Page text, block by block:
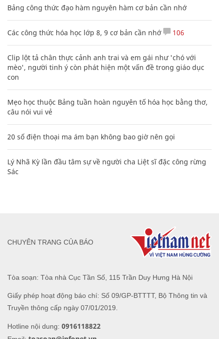
Bảng công thức đạo hàm nguyên hàm cơ bản cần nhớ
Các công thức hóa học lớp 8, 9 cơ bản cần nhớ 106
Clip lột tả chân thực cảnh anh trai và em gái như 'chó với
mèo', người tinh ý còn phát hiện một vấn đề trong giáo dục
con
Mẹo học thuộc Bảng tuần hoàn nguyên tố hóa học bằng thơ,
câu nói vui vẻ
20 số điện thoại ma ám bạn không bao giờ nên gọi
Lý Nhã Kỳ lần đầu tâm sự về người cha Liệt sĩ đặc công rừng
Sác
Tòa soạn: Tòa nhà Cục Tần Số, 115 Trần Duy Hưng Hà Nội
Giấy phép hoạt động báo chí: Số 09/GP-BTTTT, Bộ Thông tin và
Truyền thông cấp ngày 07/01/2019.
Hotline nội dung: 0916118822
CHUYÊN TRANG CỦA BÁO